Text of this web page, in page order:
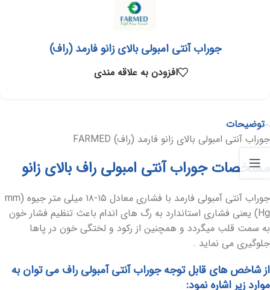
جوراب آنتی امبولی بالای زانو فارمد (راف)
افزودن به علاقه مندی
توضیحات
جوراب آنتی امبولی بالای زانو فارمد (راف) FARMED
مشخصات جوراب آنتی امبولی راف بالای زانو
جوراب آنتی آمبولی فارمد با فشاری معادل ۱۵-۱۸ میلی متر جیوه (mm
Hg) یعنی فشاری استاندارد به رگ های اندام باعث تنظیم فشار خون
به سمت قلب میگردد و همچنین از رکود و لختگی خون در پاها
جلوگیری می نماید .
از شاخص های قابل توجه جوراب آنتی آمبولی راف می توان به
موارد زیر اشاره نمود: